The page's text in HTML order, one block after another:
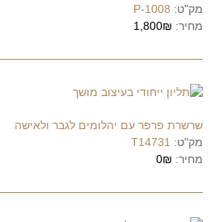
מק"ט: P-1008
מחיר: 1,800₪
שרשרת פרפר עם יהלומים לגבר ולאישה
מק"ט: T14731
מחיר: 0₪